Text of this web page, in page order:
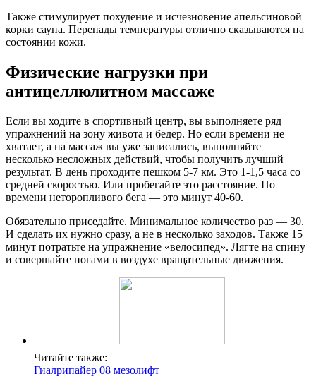
Также стимулирует похудение и исчезновение апельсиновой
корки сауна. Перепады температуры отлично сказываются на
состоянии кожи.
Физические нагрузки при
антицеллюлитном массаже
Если вы ходите в спортивный центр, вы выполняете ряд
упражнений на зону живота и бедер. Но если времени не
хватает, а на массаж вы уже записались, выполняйте
несколько несложных действий, чтобы получить лучший
результат. В день проходите пешком 5-7 км. Это 1-1,5 часа со
средней скоростью. Или пробегайте это расстояние. По
времени неторопливого бега — это минут 40-60.
Обязательно приседайте. Минимальное количество раз — 30.
И сделать их нужно сразу, а не в несколько заходов. Также 15
минут потратьте на упражнение «велосипед». Лягте на спину
и совершайте ногами в воздухе вращательные движения.
Читайте также:
Гиалрипайер 08 мезолифт